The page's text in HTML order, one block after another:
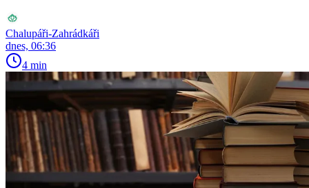
Chalupáři-Zahrádkáři
dnes, 06:36
4 min